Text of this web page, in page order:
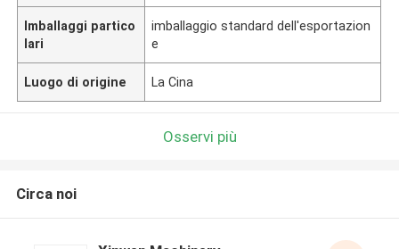
Imballaggi partico
lari
imballaggio standard dell'esportazion
e
Luogo di origine La Cina
Osservi più
Circa noi